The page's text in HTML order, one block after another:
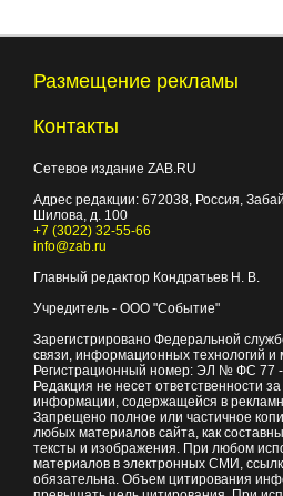
Размещение рекламы
Контакты
Сетевое издание ZAB.RU
Адрес редакции: 672038, Россия,
Шилова, д. 100
+7 (3022) 32-55-66
info@zab.ru
Главный редактор Кондратьев Н. В.
Учредитель - ООО "Событие"
Зарегистрировано Федеральной
связи, информационных технологий и
Регистрационный номер: ЭЛ № ФС 77
Редакция не несет ответственности
информации, содержащейся в
Запрещено полное или частичное
любых материалов сайта, как
тексты и изображения. При любом
материалов в электронных СМИ,
обязательна. Объем цитирования